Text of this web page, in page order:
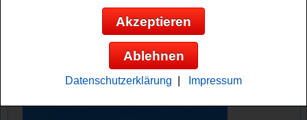
DM verlost 5x einen 100 Euro
Einkaufsgutschein und 10 Produktpakete
Anzeige:
Akzeptieren
Ablehnen
Datenschutzerklärung Impressum